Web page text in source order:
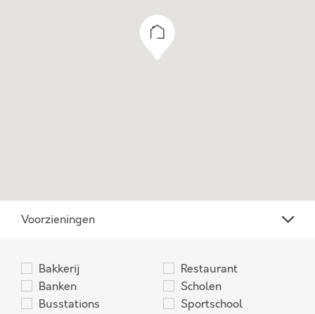
recente standaardmodel van de Raad voor
Onroerende Zaken (ROZ).
Voorzieningen
Bakkerij
Banken
Busstations
Restaurant
Scholen
Sportschool